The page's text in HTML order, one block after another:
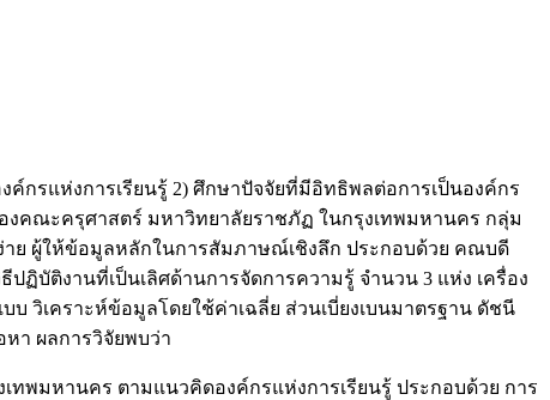
กรแห่งการเรียนรู้ 2) ศึกษาปัจจัยที่มีอิทธิพลต่อการเป็นองค์กร
งคณะครุศาสตร์ มหาวิทยาลัยราชภัฏ ในกรุงเทพมหานคร กลุ่ม
าย ผู้ให้ข้อมูลหลักในการสัมภาษณ์เชิงลึก ประกอบด้วย คณบดี
บัติงานที่เป็นเลิศด้านการจัดการความรู้ จำนวน 3 แห่ง เครื่อง
วิเคราะห์ข้อมูลโดยใช้ค่าเฉลี่ย ส่วนเบี่ยงเบนมาตรฐาน ดัชนี
า ผลการวิจัยพบว่า
พมหานคร ตามแนวคิดองค์กรแห่งการเรียนรู้ ประกอบด้วย การ